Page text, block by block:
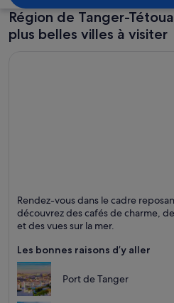
Région de Tanger-
plus belles villes à visiter
Marche, Ferries et bateaux et
Rendez-vous dans le cadre
découvrez des cafés de charme,
et des vues sur la mer.
Les bonnes raisons d’y aller
Port de Tanger